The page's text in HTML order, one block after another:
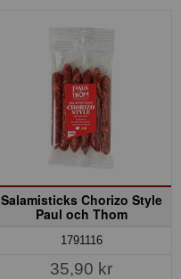
Salamisticks Chorizo Style
Paul och Thom
1791116
35,90 kr